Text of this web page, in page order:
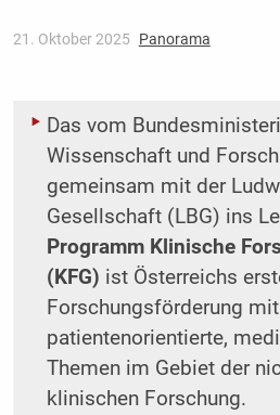
21. Oktober 2025 Panorama
Das vom
Wissenschaft und
gemeinsam mit der
Gesellschaft (LBG) ins
Programm Klinische
(KFG) ist Österreichs
Forschungsförderung
patientenorientierte,
Themen im Gebiet der
klinischen Forschung.